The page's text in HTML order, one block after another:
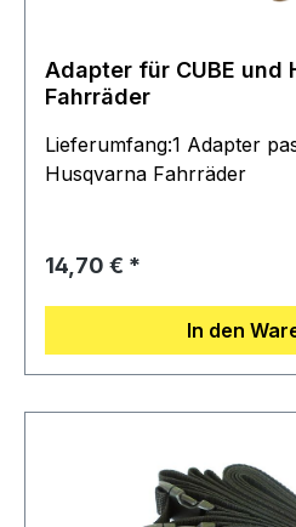
Adapter für CUBE und
Fahrräder
Lieferumfang:1 Adapter
Husqvarna Fahrräder
Regulärer Preis:
14,70 €
In den